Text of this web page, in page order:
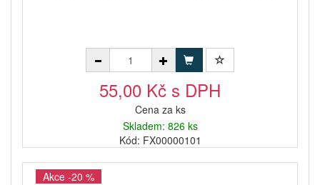
55,00 Kč s DPH
Cena za ks
Skladem: 826 ks
Kód: FX00000101
Akce -20 %